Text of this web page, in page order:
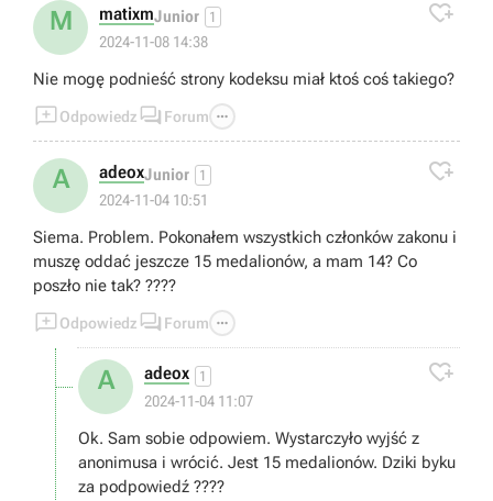
M matixmJunior 1
2024-11-08 14:38

Nie mogę podnieść strony kodeksu miał ktoś coś takiego?
Odpowiedz  Forum 
A adeoxJunior 1
2024-11-04 10:51

Siema. Problem. Pokonałem wszystkich członków zakonu i
muszę oddać jeszcze 15 medalionów, a mam 14? Co
poszło nie tak? ????
Odpowiedz  Forum 
A adeox 1
2024-11-04 11:07

Ok. Sam sobie odpowiem. Wystarczyło wyjść z
anonimusa i wrócić. Jest 15 medalionów. Dziki byku
za podpowiedź ????